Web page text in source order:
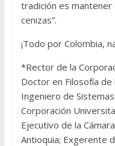
tradición es
cenizas”.
¡Todo por Colombia,
*Rector de la
Doctor en Filosofía de
Ingeniero de
Corporación
Ejecutivo de la
Antioquia; Exgerente